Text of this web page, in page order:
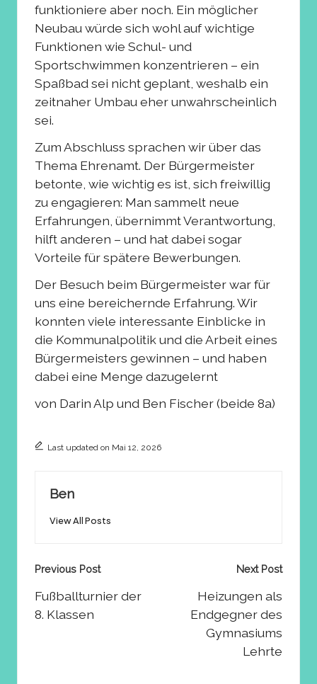
funktioniere aber noch. Ein möglicher
Neubau würde sich wohl auf wichtige
Funktionen wie Schul- und
Sportschwimmen konzentrieren – ein
Spaßbad sei nicht geplant, weshalb ein
zeitnaher Umbau eher unwahrscheinlich
sei.
Zum Abschluss sprachen wir über das
Thema Ehrenamt. Der Bürgermeister
betonte, wie wichtig es ist, sich freiwillig
zu engagieren: Man sammelt neue
Erfahrungen, übernimmt Verantwortung,
hilft anderen – und hat dabei sogar
Vorteile für spätere Bewerbungen.
Der Besuch beim Bürgermeister war für
uns eine bereichernde Erfahrung. Wir
konnten viele interessante Einblicke in
die Kommunalpolitik und die Arbeit eines
Bürgermeisters gewinnen – und haben
dabei eine Menge dazugelernt
von Darin Alp und Ben Fischer (beide 8a)
Last updated on Mai 12, 2026
Ben
View All Posts
Post
navigation
Previous Post
Fußballturnier der
8. Klassen
Next Post
Heizungen als
Endgegner des
Gymnasiums
Lehrte